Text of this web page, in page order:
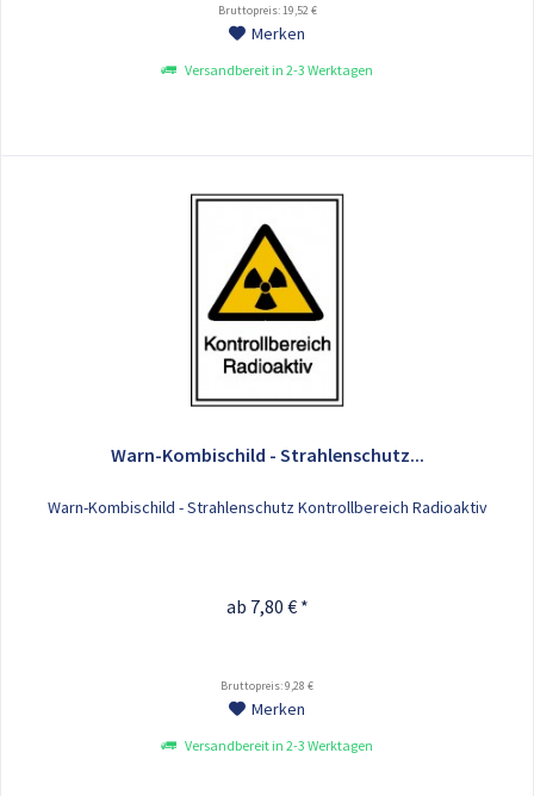
Bruttopreis: 19,52 €
Merken
Versandbereit in 2-3 Werktagen
Warn-Kombischild - Strahlenschutz...
Warn-Kombischild - Strahlenschutz Kontrollbereich Radioaktiv
ab 7,80 € *
Bruttopreis: 9,28 €
Merken
Versandbereit in 2-3 Werktagen